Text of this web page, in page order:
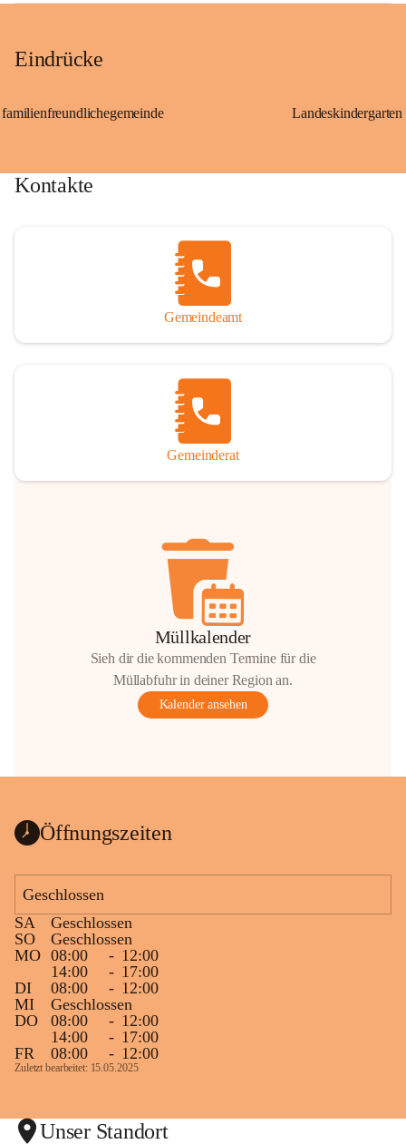
Eindrücke
familienfreundlichegemeinde
Kontakte
Gemeindeamt
Gemeinderat
Müllkalender
Sieh dir die kommenden Termine für die
Müllabfuhr in deiner Region an.
Kalender ansehen
Öffnungszeiten
Geschlossen
SA
Geschlossen
SO
Geschlossen
MO 08:00 - 12:00
14:00
- 17:00
DI
08:00 - 12:00
MI
Geschlossen
DO
08:00 - 12:00
14:00
- 17:00
FR
08:00 - 12:00
Zuletzt bearbeitet: 15.05.2025
Unser Standort